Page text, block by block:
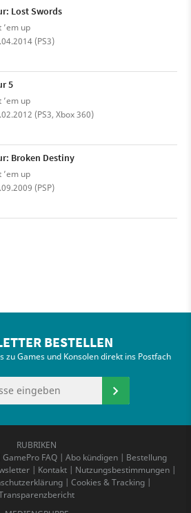
Lost Swords
up
(PS3)
5
up
(PS3, Xbox 360)
Broken Destiny
up
(PSP)
BESTELLEN
zu Games und Konsolen direkt ins Postfach
RUBRIKEN
GamePro FAQ| Abo kündigen| Bestellung
| Kontakt | Nutzungsbestimmungen |
| Cookies & Tracking|